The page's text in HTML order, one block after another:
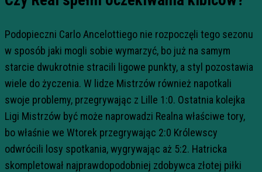
Podopieczni Carlo Ancelottiego nie rozpoczęli tego sezonu
w sposób jaki mogli sobie wymarzyć, bo już na samym
starcie dwukrotnie stracili ligowe punkty, a styl pozostawia
wiele do życzenia. W lidze Mistrzów również napotkali
swoje problemy, przegrywając z Lille 1:0. Ostatnia kolejka
Ligi Mistrzów być może naprowadzi Realna właściwe tory,
bo właśnie we Wtorek przegrywając 2:0 Królewscy
odwrócili losy spotkania, wygrywając aż 5:2. Hatricka
skompletował najprawdopodobniej zdobywca złotej piłki